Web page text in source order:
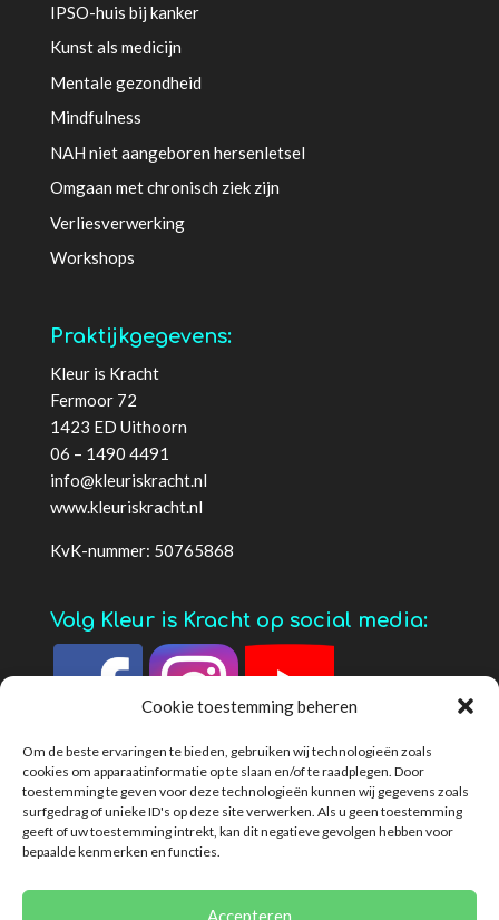
Cookie toestemming beheren
Om de beste ervaringen te bieden, gebruiken wij technologieën zoals
cookies om apparaatinformatie op te slaan en/of te raadplegen. Door
toestemming te geven voor deze technologieën kunnen wij gegevens zoals
surfgedrag of unieke ID's op deze site verwerken. Als u geen toestemming
geeft of uw toestemming intrekt, kan dit negatieve gevolgen hebben voor
bepaalde kenmerken en functies.
Accepteren
IPSO-huis bij kanker
Kunst als medicijn
Mentale gezondheid
Mindfulness
NAH niet aangeboren hersenletsel
Omgaan met chronisch ziek zijn
Verliesverwerking
Workshops
Praktijkgegevens:
Kleur is Kracht
Fermoor 72
1423 ED Uithoorn
06 – 1490 4491
info@kleuriskracht.nl
www.kleuriskracht.nl
KvK-nummer: 50765868
Volg Kleur is Kracht op social media:
Cookies
Disclaimer Klachtenregeling